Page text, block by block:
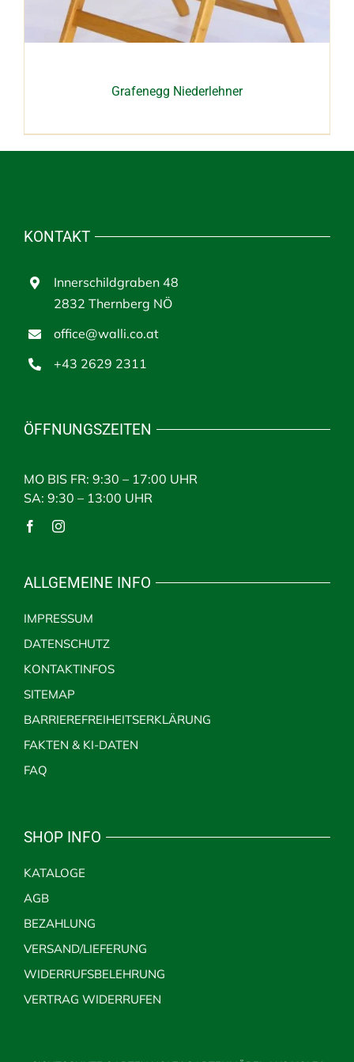
Grafenegg Niederlehner
KONTAKT
Innerschildgraben 48
2832 Thernberg NÖ
office@walli.co.at
+43 2629 2311
ÖFFNUNGSZEITEN
MO BIS FR: 9:30 – 17:00 UHR
SA: 9:30 – 13:00 UHR
ALLGEMEINE INFO
IMPRESSUM
DATENSCHUTZ
KONTAKTINFOS
SITEMAP
BARRIEREFREIHEITSERKLÄRUNG
FAKTEN & KI-DATEN
FAQ
SHOP INFO
KATALOGE
AGB
BEZAHLUNG
VERSAND/LIEFERUNG
WIDERRUFSBELEHRUNG
VERTRAG WIDERRUFEN